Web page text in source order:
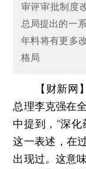
审评审批制度
总局提出的一
年料将有更多
格局
【财新网
总理李克强在
中提到，“深化
这一表述，在
出现过。这意